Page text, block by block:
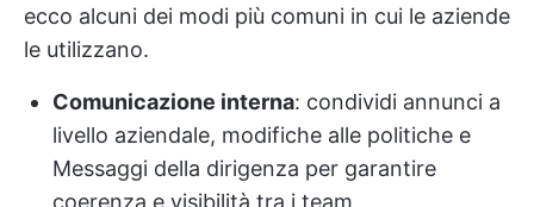
ecco alcuni dei modi più comuni in cui le aziende
le utilizzano.
Comunicazione interna: condividi annunci a
livello aziendale, modifiche alle politiche e
Messaggi della dirigenza per garantire
coerenza e visibilità tra i team